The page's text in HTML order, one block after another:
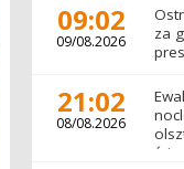
09:02
09/08.2026
za
21:02
08/08.2026